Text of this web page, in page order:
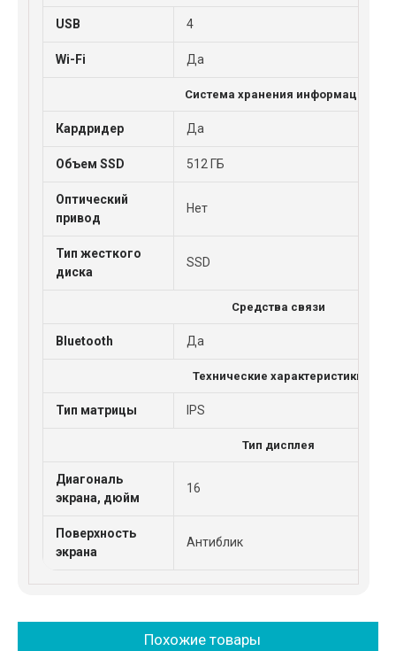
USB 4
Wi-Fi Да
Система хранения информации
Кардридер Да
Объем SSD 512 ГБ
Оптический
привод
Нет
Тип жесткого
диска
SSD
Средства связи
Bluetooth Да
Технические характеристики
Тип матрицы IPS
Тип дисплея
Диагональ
экрана, дюйм
16
Поверхность
экрана
Антиблик
Похожие товары